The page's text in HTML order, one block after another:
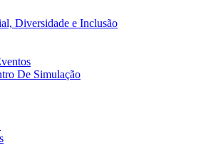
Diversidade e Inclusão
De Simulação